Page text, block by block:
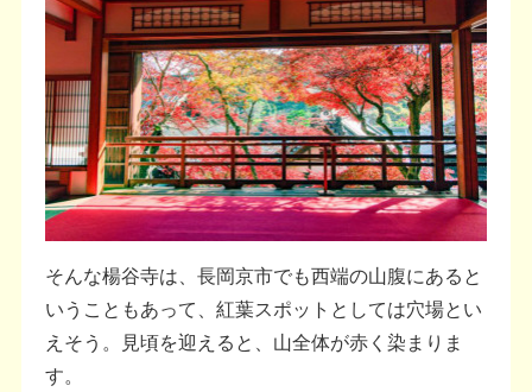
そんな楊谷寺は、長岡京市でも西端の山腹にあると
いうこともあって、紅葉スポットとしては穴場とい
えそう。見頃を迎えると、山全体が赤く染まりま
す。